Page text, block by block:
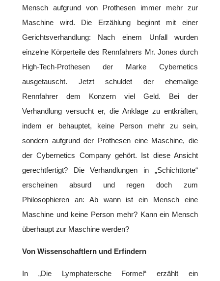
Mensch aufgrund von Prothesen immer mehr zur
Maschine wird. Die Erzählung beginnt mit einer
Gerichtsverhandlung: Nach einem Unfall wurden
einzelne Körperteile des Rennfahrers Mr. Jones durch
High-Tech-Prothesen der Marke Cybernetics
ausgetauscht. Jetzt schuldet der ehemalige
Rennfahrer dem Konzern viel Geld. Bei der
Verhandlung versucht er, die Anklage zu entkräften,
indem er behauptet, keine Person mehr zu sein,
sondern aufgrund der Prothesen eine Maschine, die
der Cybernetics Company gehört. Ist diese Ansicht
gerechtfertigt? Die Verhandlungen in „Schichttorte“
erscheinen absurd und regen doch zum
Philosophieren an: Ab wann ist ein Mensch eine
Maschine und keine Person mehr? Kann ein Mensch
überhaupt zur Maschine werden?
Von Wissenschaftlern und Erfindern
In „Die Lymphatersche Formel“ erzählt ein